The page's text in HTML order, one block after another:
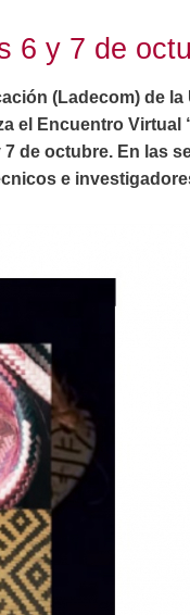
6 y 7 de
(Ladecom) de
el Encuentro Virtual
de octubre. En las
e